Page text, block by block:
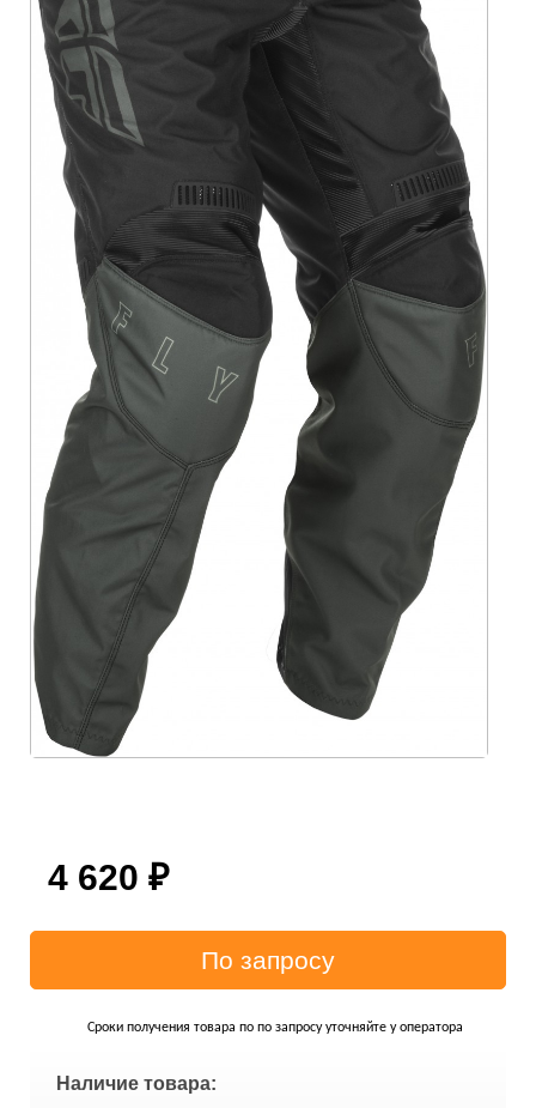
4 620 ₽
Сроки получения товара по по запросу уточняйте у оператора
Наличие товара: